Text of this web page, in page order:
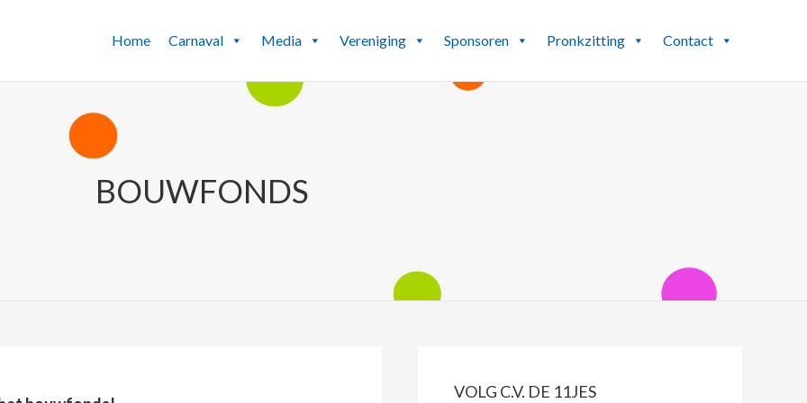
Home Carnaval Media Vereniging Sponsoren Pronkzitting Contact
BOUWFONDS
SIDEBAR
VOLG C.V. DE 11JES